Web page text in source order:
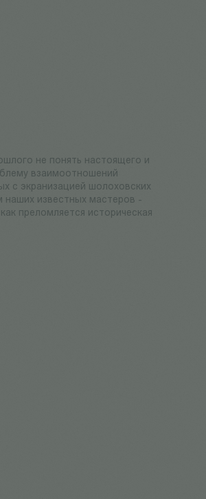
не понять настоящего и
взаимоотношений
с экранизацией шолоховских
наших известных мастеров -
преломляется историческая